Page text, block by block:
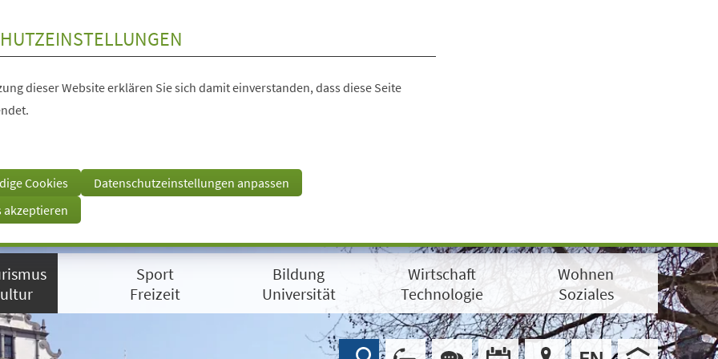
dieser Website erklären Sie sich damit einverstanden, dass diese Seite
Cookies
Datenschutzeinstellungen anpassen
akzeptieren
Sport
Freizeit
Bildung
Universität
Wirtschaft
Technologie
Wohnen
Soziales